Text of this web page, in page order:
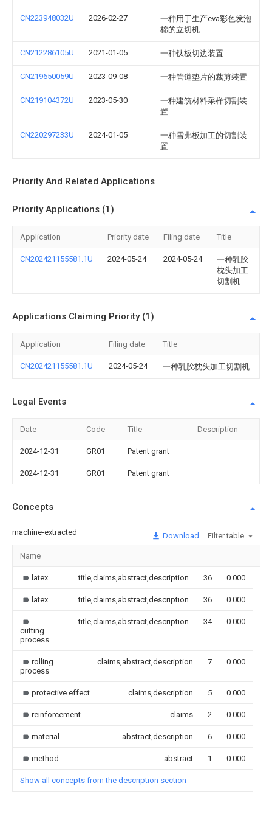
CN223948032U 2026-02-27
一种用于生产eva彩色发泡
棉的立切机
CN212286105U 2021-01-05 一种钛板切边装置
CN219650059U 2023-09-08 一种管道垫片的裁剪装置
CN219104372U 2023-05-30
一种建筑材料采样切割装
置
CN220297233U 2024-01-05
一种雪弗板加工的切割装
置
Priority And Related Applications
Priority Applications (1)
Application Priority date Filing date Title
CN202421155581.1U 2024-05-24 2024-05-24
一种乳胶
枕头加工
切割机
Applications Claiming Priority (1)
Application Filing date Title
CN202421155581.1U 2024-05-24 一种乳胶枕头加工切割机
Legal Events
Date Code Title Description
2024-12-31 GR01 Patent grant
2024-12-31 GR01 Patent grant
Concepts
machine-extracted Download Filter table
Name
latex title,claims,abstract,description 36 0.000
latex title,claims,abstract,description 36 0.000
cutting
process
title,claims,abstract,description 34 0.000
rolling
process
claims,abstract,description 7 0.000
protective effect claims,description 5 0.000
reinforcement claims 2 0.000
material abstract,description 6 0.000
method abstract 1 0.000
Show all concepts from the description section